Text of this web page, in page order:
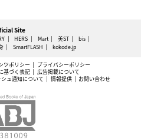
Site
HERS Mart 美ST
bis
SmartFLASH kokode.jp
ツポリシー
プライバシーポリシー
基づく表記
広告掲載について
シュ通知について 情報提供 お問い合わせ